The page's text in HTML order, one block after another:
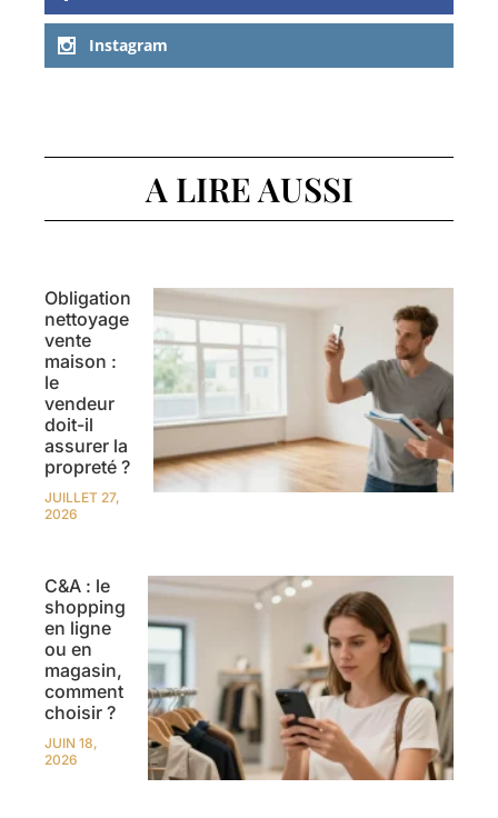
Instagram
A LIRE AUSSI
Obligation
nettoyage
vente
maison :
le
vendeur
doit-il
assurer la
propreté ?
JUILLET 27,
2026
C&A : le
shopping
en ligne
ou en
magasin,
comment
choisir ?
JUIN 18,
2026